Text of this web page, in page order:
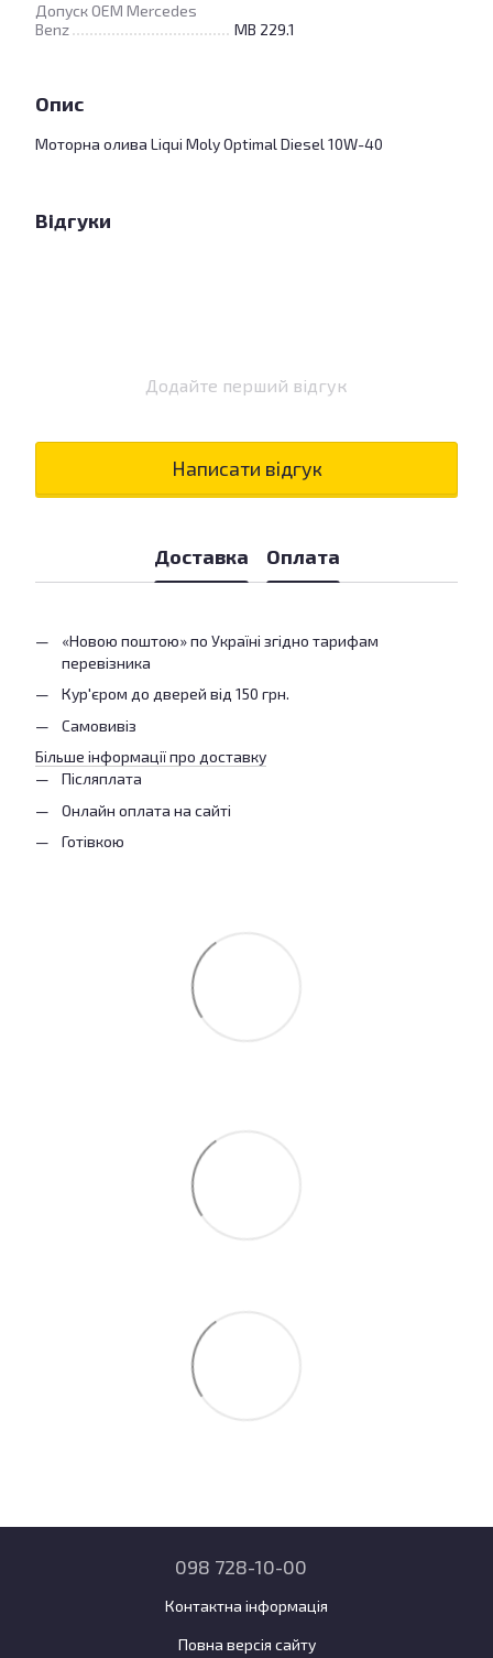
Допуск OEM Mercedes
Benz
MB 229.1
Опис
Моторна олива Liqui Moly Optimal Diesel 10W-40
Відгуки
Додайте перший відгук
Написати відгук
Доставка Оплата
«Новою поштою» по Україні згідно тарифам
перевізника
Кур'єром до дверей від 150 грн.
Самовивіз
Більше інформації про доставку
Післяплата
Онлайн оплата на сайті
Готівкою
098 728-10-00
Контактна інформація
Повна версія сайту